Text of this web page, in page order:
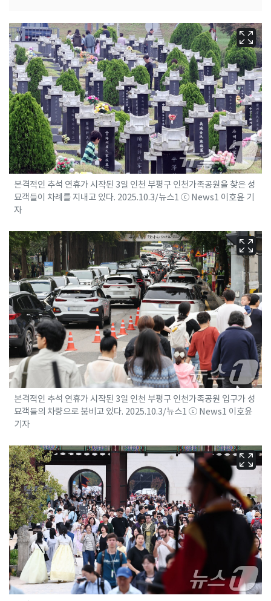
본격적인 추석 연휴가 시작된 3일 인천 부평구 인천가족공원을 찾은 성
묘객들이 차례를 지내고 있다. 2025.10.3/뉴스1 ⓒ News1 이호윤 기
자
본격적인 추석 연휴가 시작된 3일 인천 부평구 인천가족공원 입구가 성
묘객들의 차량으로 붐비고 있다. 2025.10.3/뉴스1 ⓒ News1 이호윤
기자